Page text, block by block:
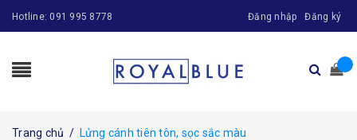
Hotline: 091 995 8778 Đăng nhập Đăng ký
Trang chủ / Lửng cánh tiên tôn, sọc sắc màu